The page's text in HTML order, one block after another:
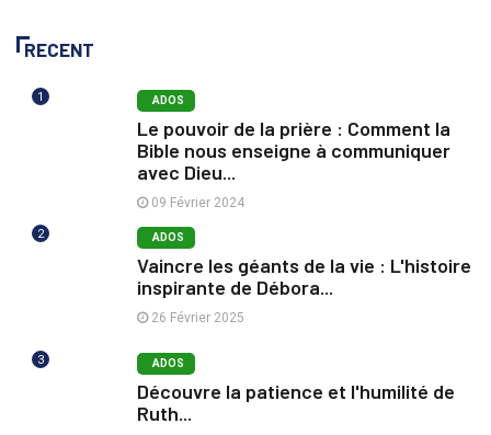
RECENT
1 ADOS
Le pouvoir de la prière : Comment la
Bible nous enseigne à communiquer
avec Dieu...
09 Février 2024
2 ADOS
Vaincre les géants de la vie : L'histoire
inspirante de Débora...
26 Février 2025
3 ADOS
Découvre la patience et l'humilité de
Ruth...